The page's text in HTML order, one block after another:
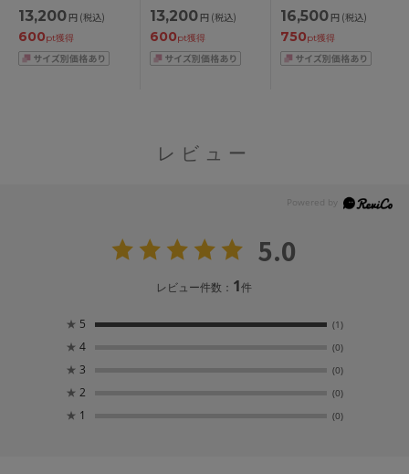
BCDEFGHIカップ ア
ンダー
65/70/75/80/85cm
13,200 円 (税込)
600pt獲得
スブラ CDEFGカップ
アンダー 65/70/75cm
13,200 円 (税込)
600pt獲得
16,500 円 (税込)
750pt獲得
レビュー
5.0
レビュー件数： 1件
★ 5 (1)
★ 4 (0)
★ 3 (0)
★ 2 (0)
★ 1 (0)